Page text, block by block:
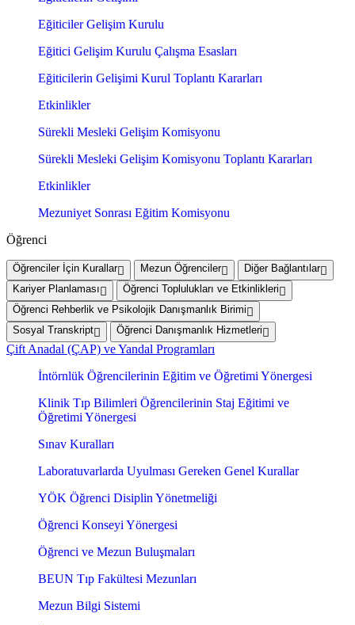
Eğiticiler Gelişim Kurulu
Eğitici Gelişim Kurulu Çalışma Esasları
Eğiticilerin Gelişimi Kurul Toplantı Kararları
Etkinlikler
Sürekli Mesleki Gelişim Komisyonu
Sürekli Mesleki Gelişim Komisyonu Toplantı Kararları
Etkinlikler
Mezuniyet Sonrası Eğitim Komisyonu
Öğrenci
Öğrenciler İçin Kurallar Mezun Öğrenciler
Diğer Bağlantılar
Kariyer Planlaması
Öğrenci Toplulukları ve Etkinlikleri
Öğrenci Rehberlik ve Psikolojik Danışmanlık Birimi
Sosyal Transkript
Öğrenci Danışmanlık Hizmetleri
Çift Anadal (ÇAP) ve Yandal Programları
İntörnlük Öğrencilerinin Eğitim ve Öğretimi Yönergesi
Klinik Tıp Bilimleri Öğrencilerinin Staj Eğitimi ve
Öğretimi Yönergesi
Sınav Kuralları
Laboratuvarlarda Uyulması Gereken Genel Kurallar
YÖK Öğrenci Disiplin Yönetmeliği
Öğrenci Konseyi Yönergesi
Öğrenci ve Mezun Buluşmaları
BEUN Tıp Fakültesi Mezunları
Mezun Bilgi Sistemi